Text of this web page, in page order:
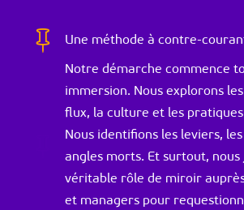
 Une méthode à contre-
Notre démarche commence
immersion. Nous explorons
flux, la culture et les
Nous identifions les leviers,
angles morts. Et surtout, nous
véritable rôle de miroir
et managers pour